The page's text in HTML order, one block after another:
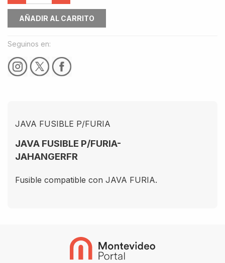
AÑADIR AL CARRITO
Seguinos en:
JAVA FUSIBLE P/FURIA
JAVA FUSIBLE P/FURIA-
JAHANGERFR
Fusible compatible con JAVA FURIA.